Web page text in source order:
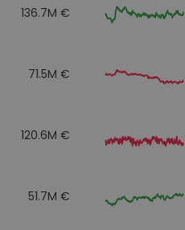
136.7M €
71.5M €
120.6M €
51.7M €